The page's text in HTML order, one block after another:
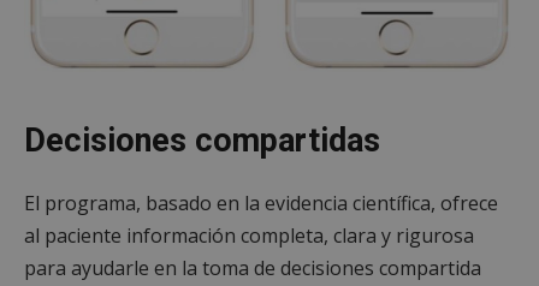
Decisiones compartidas
El programa, basado en la evidencia científica, ofrece
al paciente información completa, clara y rigurosa
para ayudarle en la toma de decisiones compartida